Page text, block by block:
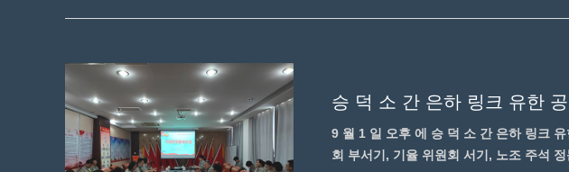
승 덕 소 간 은하 링크 유한
9 월 1 일 오후 에 승 덕 소 간 은하 링크
회 부서기, 기율 위원회 서기, 노조 주석